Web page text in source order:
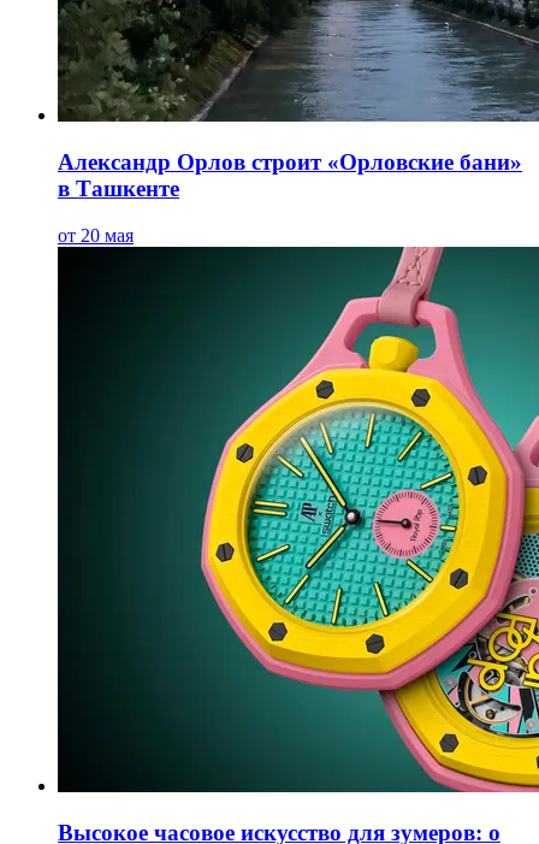
Александр Орлов строит «Орловские бани»
в Ташкенте
от 20 мая
Высокое часовое искусство для зумеров: о